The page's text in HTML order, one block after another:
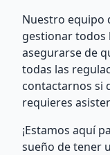
Nuestro equipo
gestionar todos
asegurarse de
todas las
contactarnos si
requieres
¡Estamos aquí
sueño de tener